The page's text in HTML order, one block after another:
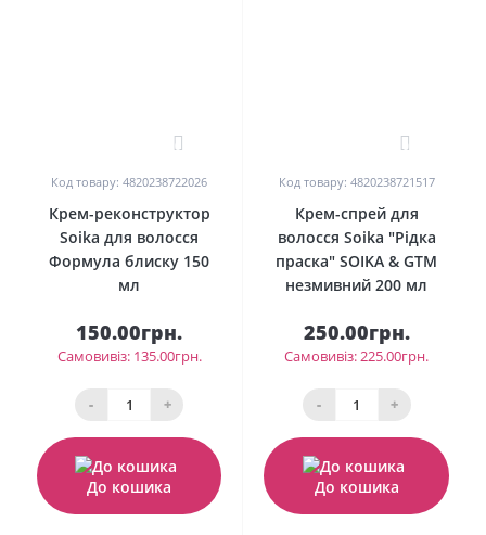
Код товару: 4820238722026
Крем-реконструктор
Soika для волосся
Формула блиску 150
мл
150.00грн.
Самовивіз: 135.00грн.
- +
До кошика
Код товару: 4820238721517
Крем-спрей для
волосся Soika "Рідка
праска" SOIKA & GTM
незмивний 200 мл
250.00грн.
Самовивіз: 225.00грн.
- +
До кошика